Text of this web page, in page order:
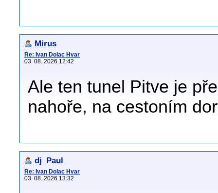
Mirus
Re: Ivan Dolac Hvar
03. 08. 2026 12:42
Ale ten tunel Pitve je
nahoře, na cestoním
dj_Paul
Re: Ivan Dolac Hvar
03. 08. 2026 13:32